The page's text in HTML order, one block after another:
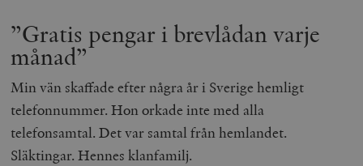
”Gratis pengar i brevlådan varje
månad”
Min vän skaffade efter några år i Sverige hemligt
telefonnummer. Hon orkade inte med alla
telefonsamtal. Det var samtal från hemlandet.
Släktingar. Hennes klanfamilj.